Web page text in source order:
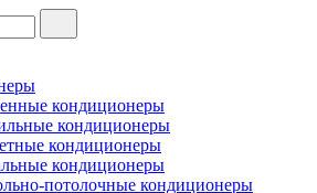
кондиционеры
кондиционеры
кондиционеры
кондиционеры
потолочные кондиционеры